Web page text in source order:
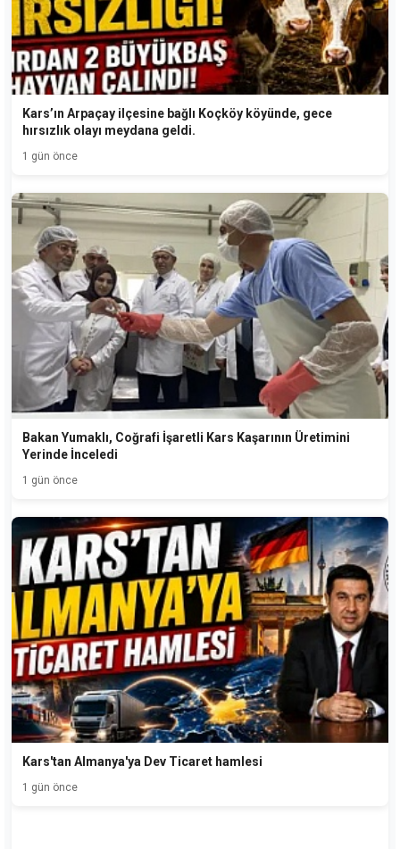
Kars’ın Arpaçay ilçesine bağlı Koçköy köyünde, gece
hırsızlık olayı meydana geldi.
1 gün önce
Bakan Yumaklı, Coğrafi İşaretli Kars Kaşarının Üretimini
Yerinde İnceledi
1 gün önce
Kars'tan Almanya'ya Dev Ticaret hamlesi
1 gün önce